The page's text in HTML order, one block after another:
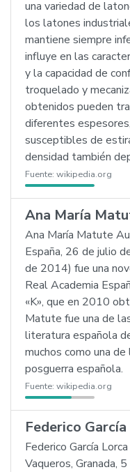
una variedad de
los latones
mantiene siempre
influye en las
y la capacidad de
troquelado y
obtenidos pueden
diferentes
susceptibles de
densidad también
Fuente: wikipedia.org
Ana María
Ana María Matute
España, 26 de julio
de 2014) fue una
Real Academia
«K», que en 2010
Matute fue una de
literatura española
muchos como una
posguerra española.
Fuente: wikipedia.org
Federico
Federico García
Vaqueros, Granada,